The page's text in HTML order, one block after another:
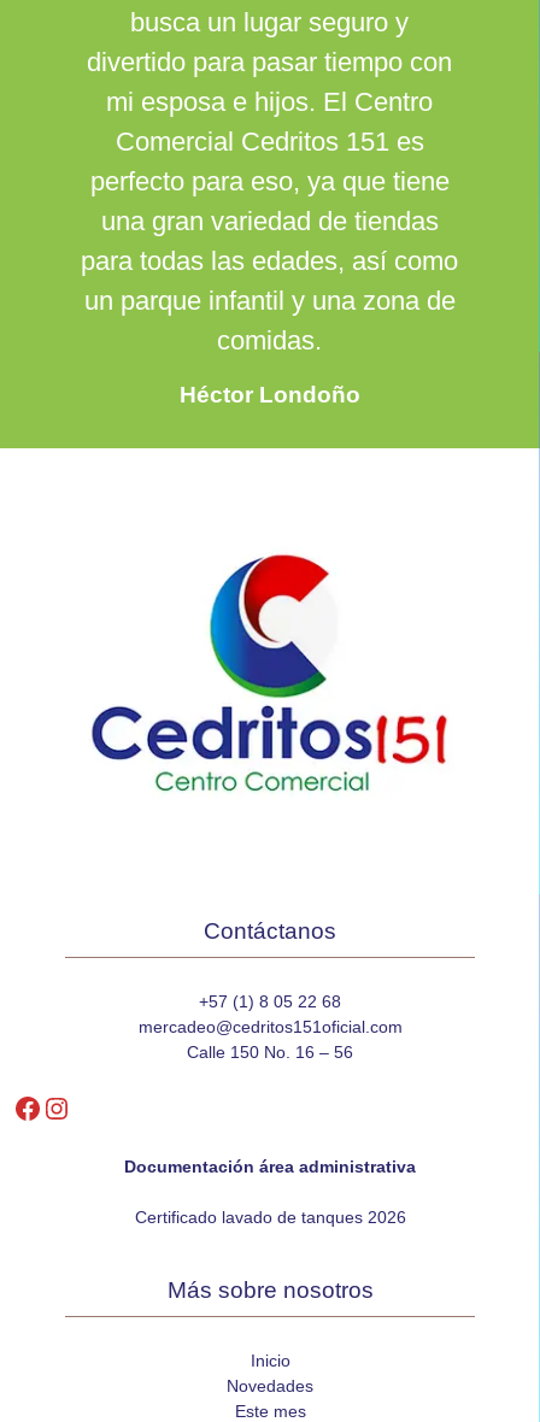
busca un lugar seguro y
divertido para pasar tiempo con
mi esposa e hijos. El Centro
Comercial Cedritos 151 es
perfecto para eso, ya que tiene
una gran variedad de tiendas
para todas las edades, así como
un parque infantil y una zona de
comidas.
Héctor Londoño
Contáctanos
+57 (1) 8 05 22 68
mercadeo@cedritos151oficial.com
Calle 150 No. 16 – 56
Facebook
Instagram
Documentación área administrativa
Certificado lavado de tanques 2026
Más sobre nosotros
Inicio
Novedades
Este mes